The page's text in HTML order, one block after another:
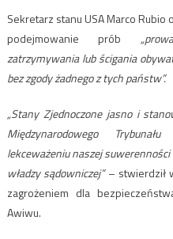
Sekretarz stanu USA Marco Rubio
podejmowanie prób
zatrzymywania lub ścigania
bez zgody żadnego z tych państw”.
„Stany Zjednoczone jasno i
Międzynarodowego
lekceważeniu naszej
władzy sądowniczej”– stwierdził
zagrożeniem dla
Awiwu.